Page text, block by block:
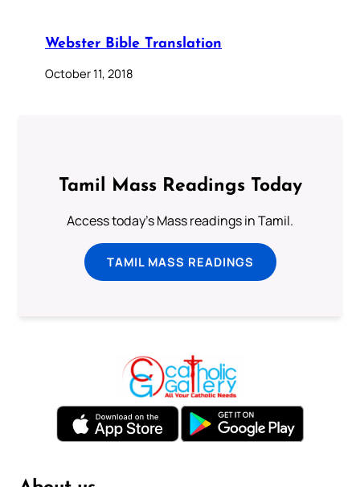
Webster Bible Translation
October 11, 2018
Tamil Mass Readings Today
Access today's Mass readings in Tamil.
TAMIL MASS READINGS